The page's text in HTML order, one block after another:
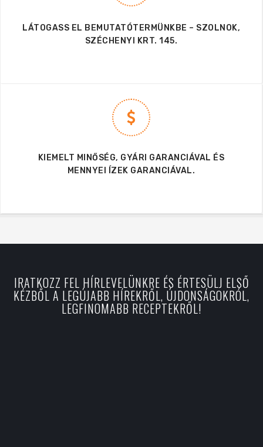
LÁTOGASS EL BEMUTATÓTERMÜNKBE – SZOLNOK,
SZÉCHENYI KRT. 145.
KIEMELT MINŐSÉG, GYÁRI GARANCIÁVAL ÉS
MENNYEI ÍZEK GARANCIÁVAL.
IRATKOZZ FEL HÍRLEVELÜNKRE ÉS ÉRTESÜLJ ELSŐ
KÉZBŐL A LEGÚJABB HÍREKRŐL, ÚJDONSÁGOKRÓL,
LEGFINOMABB RECEPTEKRŐL!